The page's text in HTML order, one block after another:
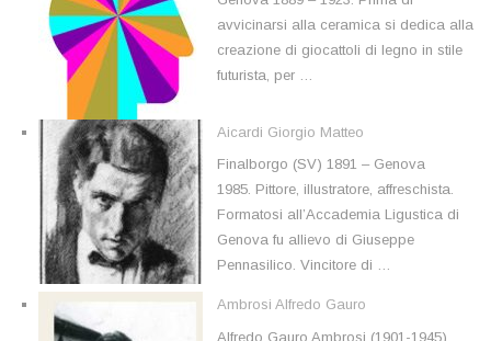
avvicinarsi alla ceramica si dedica alla
creazione di giocattoli di legno in stile
futurista, per …
Aicardi Giorgio Matteo
Finalborgo (SV) 1891 – Genova
1985. Pittore, illustratore, affreschista.
Formatosi all’Accademia Ligustica di
Genova fu allievo di Giuseppe
Pennasilico. Vincitore di …
Ambrosi Alfredo Gauro
Alfredo Gauro Ambrosi (1901-1945)